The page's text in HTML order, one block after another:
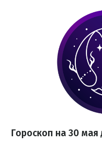
Гороскоп на 30 мая